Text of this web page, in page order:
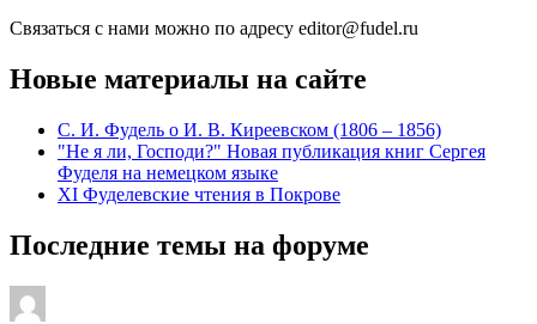
Связаться с нами можно по адресу editor@fudel.ru
Новые материалы на сайте
С. И. Фудель о И. В. Киреевском (1806 ‒ 1856)
"Не я ли, Господи?" Новая публикация книг Сергея
Фуделя на немецком языке
XI Фуделевские чтения в Покрове
Последние темы на форуме